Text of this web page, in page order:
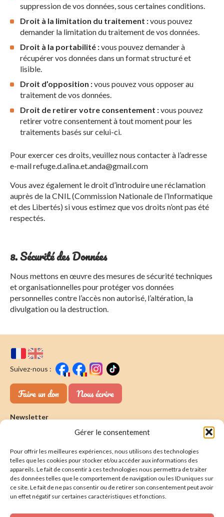
Gérer le consentement
Pour offrir les meilleures expériences, nous utilisons des technologies
telles que les cookies pour stocker et/ou accéder aux informations des
appareils. Le fait de consentir à ces technologies nous permettra de traiter
des données telles que le comportement de navigation ou les ID uniques sur
ce site. Le fait de ne pas consentir ou de retirer son consentement peut avoir
un effet négatif sur certaines caractéristiques et fonctions.
suppression de vos données, sous certaines conditions.
Droit à la limitation du traitement :vous pouvez
demander la limitation du traitement de vos données.
Droit à la portabilité :vous pouvez demander à
récupérer vos données dans un format structuré et
lisible.
Droit d’opposition :vous pouvez vous opposer au
traitement de vos données.
Droit de retirer votre consentement :vous pouvez
retirer votre consentement à tout moment pour les
traitements basés sur celui-ci.
Pour exercer ces droits, veuillez nous contacter à l’adresse
e-mail refuge.d.alina.et.anda@gmail.com
Vous avez également le droit d’introduire une réclamation
auprès de la CNIL (Commission Nationale de l’Informatique
et des Libertés) si vous estimez que vos droits n’ont pas été
respectés.
8. Sécurité des Données
Nous mettons en œuvre des mesures de sécurité techniques
et organisationnelles pour protéger vos données
personnelles contre l’accès non autorisé, l’altération, la
divulgation ou la destruction.
Suivez-nous :
Faire un don Nous écrire
Newsletter
Souscrire
J'ai lu & j'accepte la politique de confidentalité
Présentation
Nos actions